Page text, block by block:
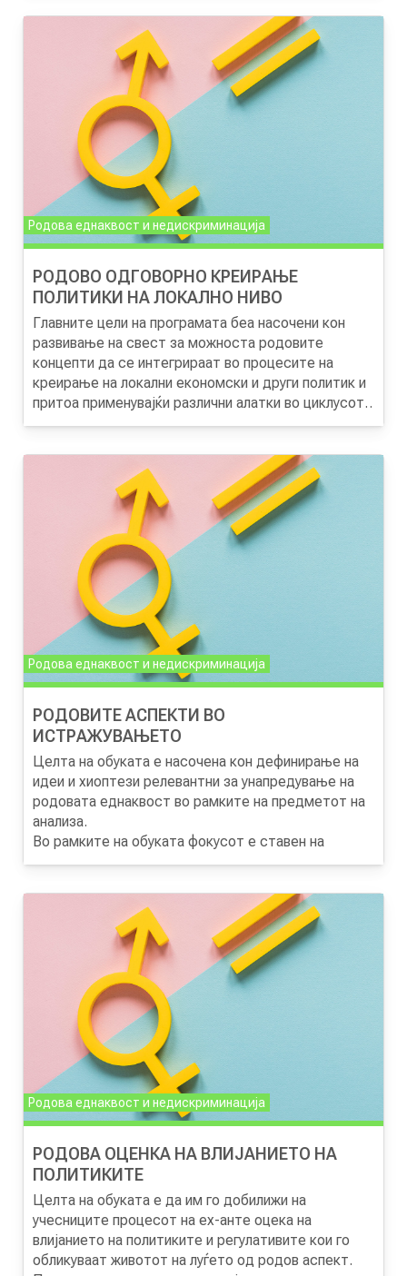
интегрален дел од сите овие процеси и со тоа да
се стави крај на нееднаквоста, притоа земјаќи ги
во предвид различните приоритети на мажите и
Овој пристап е модел на суштинска рамоправност
кокј не е засегнат само од подеднакви можности
туку од правичност на резултатите во
имплементацијата на државните политики.
Родова еднаквост и недискриминација
РОДОВО ОДГОВОРНО КРЕИРАЊЕ
ПОЛИТИКИ НА ЛОКАЛНО НИВО
Главните цели на програмата беа насочени кон
развивање на свест за можноста родовите
концепти да се интегрираат во процесите на
креирање на локални економски и други политик и
притоа применувајќи различни алатки во циклусот
на креирање на политики.
Родовото одговорно креирање на локални
планирање во процесот на креирање на локалните
политики и вклучување на родовите аспекти во
сите фази од процесот (во креирање на визија за
промени, анализа темелена на докази,
дефинирање на сценарија, донесување на одлуки,
управување со ризици и оценка на политиките)
Родова еднаквост и недискриминација
РОДОВИТЕ АСПЕКТИ ВО
ИСТРАЖУВАЊЕТО
Целта на обуката е насочена кон дефинирање на
идеи и хиоптези релевантни за унапредување на
родовата еднаквост во рамките на предметот на
анализа.
Во рамките на обуката фокусот е ставен на
одредени параметри кој доколку истражувањето
жените во резултатите ќе бидат репрезентативни.
Родова еднаквост и недискриминација
РОДОВА ОЦЕНКА НА ВЛИЈАНИЕТО НА
ПОЛИТИКИТЕ
Целта на обуката е да им го добилижи на
учесниците процесот на ех-анте оцека на
влијанието на политиките и регулативите кои го
обликуваат животот на луѓето од родов аспект.